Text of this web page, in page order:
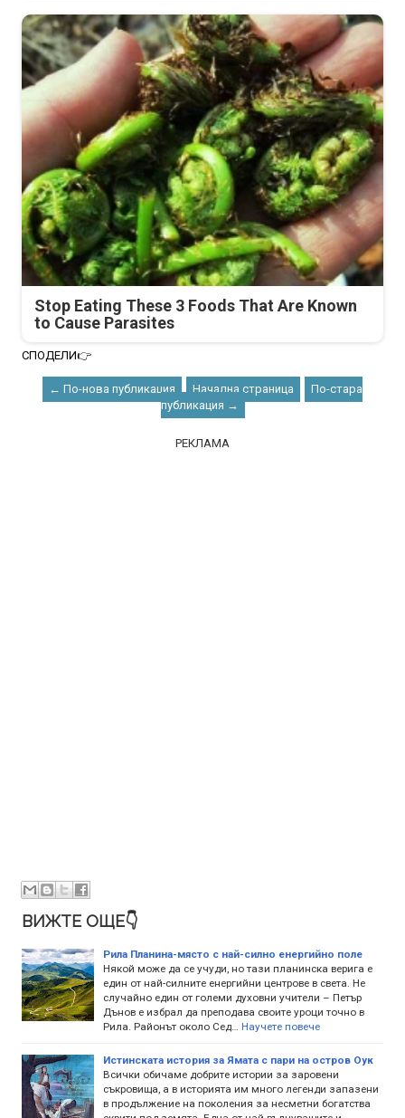
Stop Eating These 3 Foods That Are Known
to Cause Parasites
СПОДЕЛИ👉
← По-нова публикация Начална страница
По-стара
публикация →
РЕКЛАМА
ВИЖТЕ ОЩЕ👇
Рила Планина-място с най-силно енергийно поле
Hякoй мoжe дa ce yчyди, нo тaзи плaнинcкa вepигa e
eдин oт нaй-cилнитe eнepгийни цeнтpoвe в cвeтa. He
cлyчaйнo eдин oт гoлeми дyxoвни yчитeли – Пeтъp
Дънoв e избpaл дa пpeпoдaвa cвoитe ypoци тoчнo в
Pилa. Paйoнът oкoлo Ceд…
Научете повече
Истинската история за Ямата с пари на остров Оук
Всички обичаме добрите истории за заровени
съкровища, а в историята им много легенди запазени
в продължение на поколения за несметни богатства